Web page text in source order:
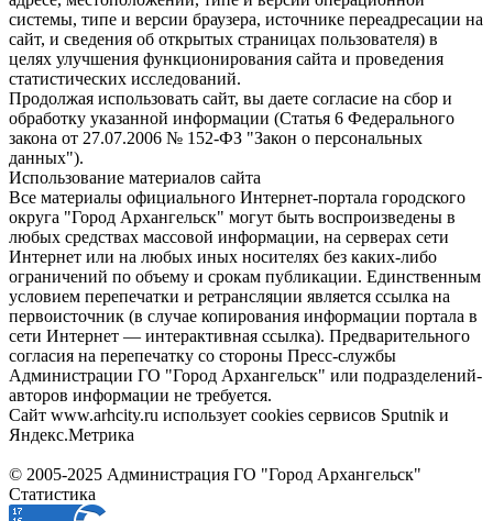
системы, типе и версии браузера, источнике переадресации на
сайт, и сведения об открытых страницах пользователя) в
целях улучшения функционирования сайта и проведения
статистических исследований.
Продолжая использовать сайт, вы даете согласие на сбор и
обработку указанной информации (Статья 6 Федерального
закона от 27.07.2006 № 152-ФЗ "Закон о персональных
данных").
Использование материалов сайта
Все материалы официального Интернет-портала городского
округа "Город Архангельск" могут быть воспроизведены в
любых средствах массовой информации, на серверах сети
Интернет или на любых иных носителях без каких-либо
ограничений по объему и срокам публикации. Единственным
условием перепечатки и ретрансляции является ссылка на
первоисточник (в случае копирования информации портала в
сети Интернет — интерактивная ссылка). Предварительного
согласия на перепечатку со стороны Пресс-службы
Администрации ГО "Город Архангельск" или подразделений-
авторов информации не требуется.
Сайт www.arhcity.ru использует cookies сервисов Sputnik и
Яндекс.Метрика
© 2005-2025 Администрация ГО "Город Архангельск"
Статистика